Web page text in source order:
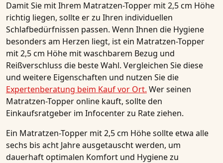
Damit Sie mit Ihrem Matratzen-Topper mit 2,5 cm Höhe
richtig liegen, sollte er zu Ihren individuellen
Schlafbedürfnissen passen. Wenn Ihnen die Hygiene
besonders am Herzen liegt, ist ein Matratzen-Topper
mit 2,5 cm Höhe mit waschbarem Bezug und
Reißverschluss die beste Wahl. Vergleichen Sie diese
und weitere Eigenschaften und nutzen Sie die
Expertenberatung beim Kauf vor Ort. Wer seinen
Matratzen-Topper online kauft, sollte den
Einkaufsratgeber im Infocenter zu Rate ziehen.
Ein Matratzen-Topper mit 2,5 cm Höhe sollte etwa alle
sechs bis acht Jahre ausgetauscht werden, um
dauerhaft optimalen Komfort und Hygiene zu